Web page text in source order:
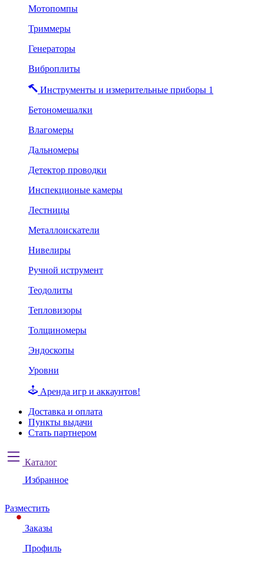
Мотопомпы
Триммеры
Генераторы
Виброплиты
Инструменты и измерительные приборы 1
Бетономешалки
Влагомеры
Дальномеры
Детектор проводки
Инспекционые камеры
Лестницы
Металлоискатели
Нивелиры
Ручной иструмент
Теодолиты
Тепловизоры
Толщиномеры
Эндоскопы
Уровни
Аренда игр и аккаунтов!
Доставка и оплата
Пункты выдачи
Стать партнером
Каталог
Избранное
Разместить
Заказы
Профиль